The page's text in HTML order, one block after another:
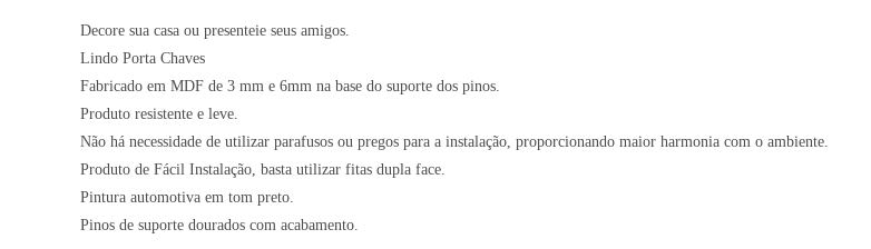
Decore sua casa ou presenteie seus amigos.
Lindo Porta Chaves
Fabricado em MDF de 3 mm e 6mm na base do suporte dos pinos.
Produto resistente e leve.
Não há necessidade de utilizar parafusos ou pregos para a instalação, proporcionando maior harmonia com o ambiente.
Produto de Fácil Instalação, basta utilizar fitas dupla face.
Pintura automotiva em tom preto.
Pinos de suporte dourados com acabamento.